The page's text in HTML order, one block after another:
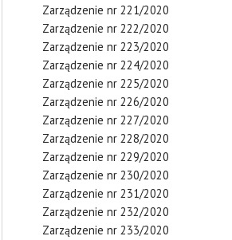
Zarządzenie nr 221/2020
Zarządzenie nr 222/2020
Zarządzenie nr 223/2020
Zarządzenie nr 224/2020
Zarządzenie nr 225/2020
Zarządzenie nr 226/2020
Zarządzenie nr 227/2020
Zarządzenie nr 228/2020
Zarządzenie nr 229/2020
Zarządzenie nr 230/2020
Zarządzenie nr 231/2020
Zarządzenie nr 232/2020
Zarządzenie nr 233/2020